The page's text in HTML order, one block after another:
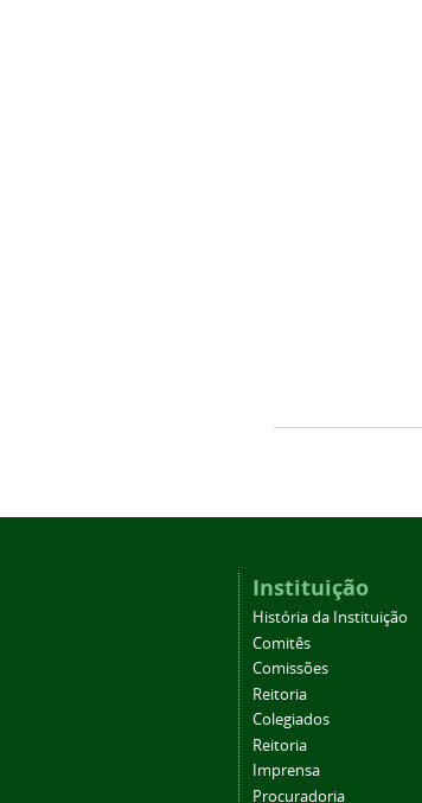
Instituição
História da Instituição
Comitês
Comissões
Reitoria
Colegiados
Reitoria
Imprensa
Procuradoria